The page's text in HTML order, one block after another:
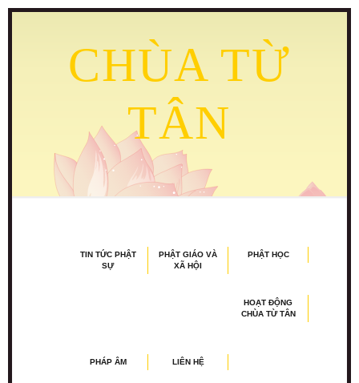
CHÙA TỪ
TÂN
TIN TỨC PHẬT
SỰ
PHẬT GIÁO VÀ
XÃ HỘI
PHẬT HỌC
HOẠT ĐỘNG
CHÙA TỪ TÂN
PHÁP ÂM LIÊN HỆ